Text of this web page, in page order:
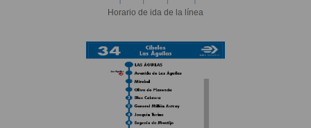
Horario de ida de la línea